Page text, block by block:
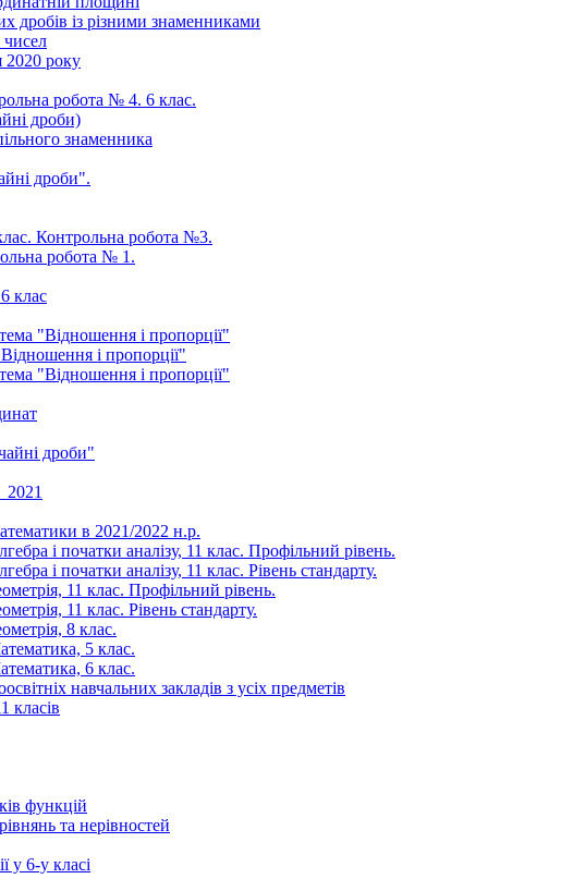
дробів із різними знаменниками
чисел
2020 року
робота № 4. 6 клас.
дроби)
знаменника
дроби".
Контрольна робота №3.
робота № 1.
клас
"Відношення і пропорції"
і пропорції"
"Відношення і пропорції"
дроби"
в 2021/2022 н.р.
і початки аналізу, 11 клас. Профільний рівень.
і початки аналізу, 11 клас. Рівень стандарту.
11 клас. Профільний рівень.
11 клас. Рівень стандарту.
8 клас.
5 клас.
6 клас.
навчальних закладів з усіх предметів
класів
функцій
та нерівностей
у 6-у класі